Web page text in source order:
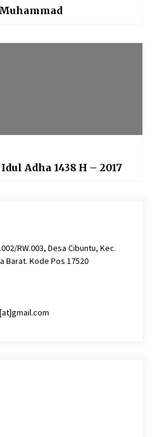
Adha 1438 H – 2017
RW.003, Desa Cibuntu, Kec.
Barat. Kode Pos 17520